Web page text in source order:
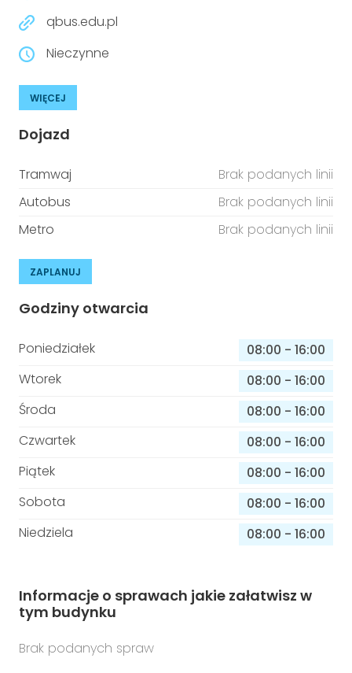
qbus.edu.pl
Nieczynne
WIĘCEJ
Dojazd
Tramwaj
Brak podanych linii
Autobus
Brak podanych linii
Metro
Brak podanych linii
ZAPLANUJ
Godziny otwarcia
Poniedziałek 08:00 - 16:00
Wtorek
08:00 - 16:00
Środa
08:00 - 16:00
Czwartek
08:00 - 16:00
Piątek
08:00 - 16:00
Sobota
08:00 - 16:00
Niedziela
08:00 - 16:00
Informacje o sprawach jakie załatwisz w
tym budynku
Brak podanych spraw